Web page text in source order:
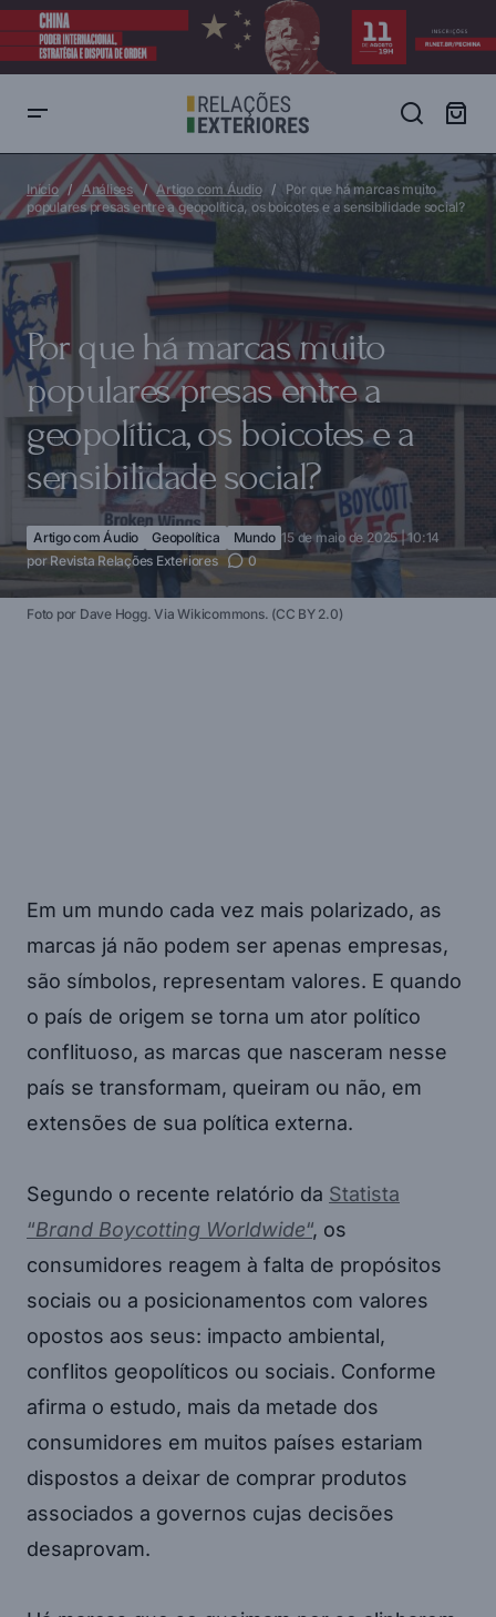
Por que há marcas muito populares presas entre a geopolítica, os
boicotes e a sensibilidade social?
Início Análises Artigo com Áudio
Por que há marcas muito
populares presas entre a geopolítica, os boicotes e a sensibilidade social?
Por que há marcas muito
populares presas entre a
geopolítica, os boicotes e a
sensibilidade social?
Artigo com Áudio Geopolítica Mundo 15 de maio de 2025 | 10:14
por Revista Relações Exteriores 0
Foto por Dave Hogg. Via Wikicommons. (CC BY 2.0)
Em um mundo cada vez mais polarizado, as
marcas já não podem ser apenas empresas,
são símbolos, representam valores. E quando
o país de origem se torna um ator político
conflituoso, as marcas que nasceram nesse
país se transformam, queiram ou não, em
extensões de sua política externa.
Segundo o recente relatório da Statista
“Brand Boycotting Worldwide“, os
consumidores reagem à falta de propósitos
sociais ou a posicionamentos com valores
opostos aos seus: impacto ambiental,
conflitos geopolíticos ou sociais. Conforme
afirma o estudo, mais da metade dos
consumidores em muitos países estariam
dispostos a deixar de comprar produtos
associados a governos cujas decisões
desaprovam.